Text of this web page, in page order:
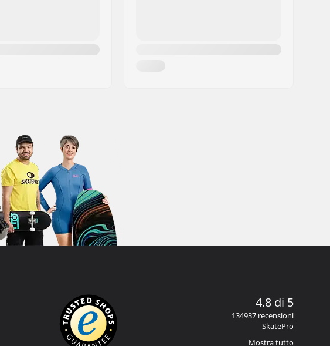
4.8 di 5
134937 recensioni
SkatePro
Mostra tutto